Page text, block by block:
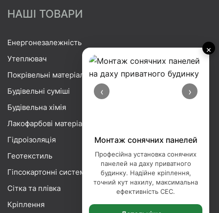
×
‹ ›
Монтаж сонячних панелей
Професійна установка сонячних
панелей на даху приватного
будинку. Надійне кріплення,
точний кут нахилу, максимальна
ефективність СЕС.
НАШІ ТОВАРИ
Енергонезалежність
Утеплювач
Покрівельні матеріали
Будівельні суміші
Будівельна хімія
Лакофарбові матеріали
Гідроізоляція
Геотекстиль
Гіпсокартонні системи
Сітка та плівка
Кріплення